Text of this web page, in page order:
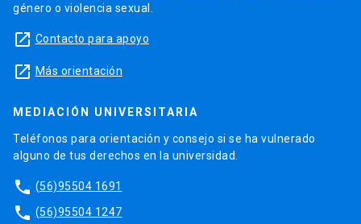
género o violencia sexual.
launch Contacto para apoyo
launch Más orientación
MEDIACIÓN UNIVERSITARIA
Teléfonos para orientación y consejo si se ha vulnerado
alguno de tus derechos en la universidad.
phone (56)95504 1691
phone (56)95504 1247